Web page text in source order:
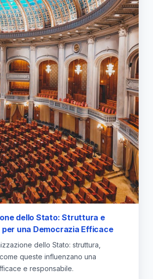
dello Stato: Struttura e
per una Democrazia Efficace
dello Stato: struttura,
queste influenzano una
e responsabile.